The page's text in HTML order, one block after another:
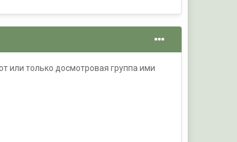
или только досмотровая группа ими